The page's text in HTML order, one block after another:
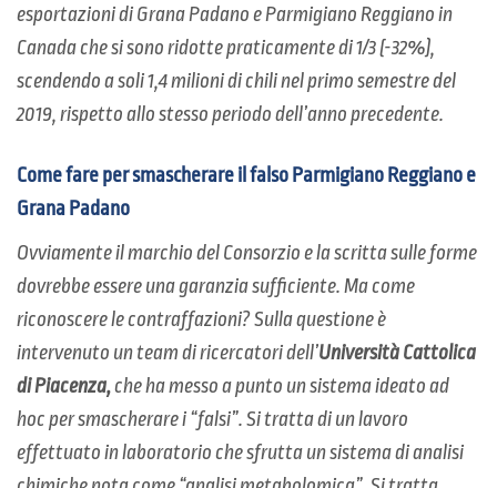
esportazioni di Grana Padano e Parmigiano Reggiano in
Canada che si sono ridotte praticamente di 1/3 (-32%),
scendendo a soli 1,4 milioni di chili nel primo semestre del
2019, rispetto allo stesso periodo dell’anno precedente.
Come fare per smascherare il falso Parmigiano Reggiano e
Grana Padano
Ovviamente il marchio del Consorzio e la scritta sulle forme
dovrebbe essere una garanzia sufficiente. Ma come
riconoscere le contraffazioni? Sulla questione è
intervenuto un team di ricercatori dell’Università Cattolica
di Piacenza,che ha messo a punto un sistema ideato ad
hoc per smascherare i “falsi”. Si tratta di un lavoro
effettuato in laboratorio che sfrutta un sistema di analisi